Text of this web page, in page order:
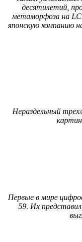
десятилетий,
метаморфоза на
японскую компанию
Нераздельный
Первые в мире
59. Их